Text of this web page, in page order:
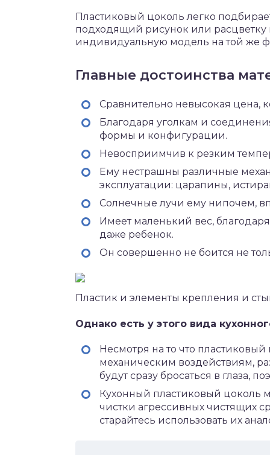
Пластиковый цоколь легко
подходящий рисунок или расцветку
индивидуальную модель на той же
Главные достоинства
Сравнительно невысокая цена,
Благодаря уголкам и
формы и конфигурации.
Невосприимчив к резким
Ему нестрашны различные
эксплуатации: царапины,
Солнечные лучи ему нипочем,
Имеет маленький вес,
даже ребенок.
Он совершенно не боится не
Пластик и элементы крепления и
Однако есть у этого вида
Несмотря на то что
механическим воздействиям,
будут сразу бросаться в глаза,
Кухонный пластиковый цоколь
чистки агрессивных чистящих
старайтесь использовать их